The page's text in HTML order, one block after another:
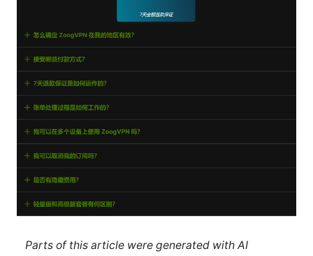
Parts of this article were generated with AI